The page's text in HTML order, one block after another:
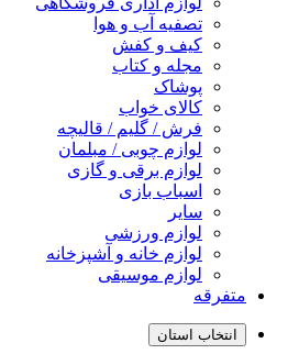
تصفیه آب و هوا
کیف و کفش
مجله و کتاب
پوشاک
کالای خواب
فرش / گلیم / قالیچه
لوازم چوبی / مبلمان
لوازم برقی و گازی
اسباب بازی
سایر
لوازم ورزشی
لوازم خانه و آشپزخانه
لوازم موسیقی
متفرقه
انتخاب استان